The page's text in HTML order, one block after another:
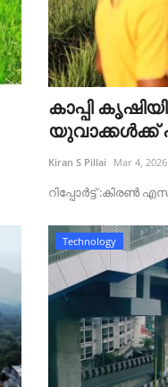
കാപ്പി
യുവാക്കൾക്ക്
Kiran S Pillai Mar 4, 2026
റിപ്പോർട്ട്‌ :കിരൺ
Technology